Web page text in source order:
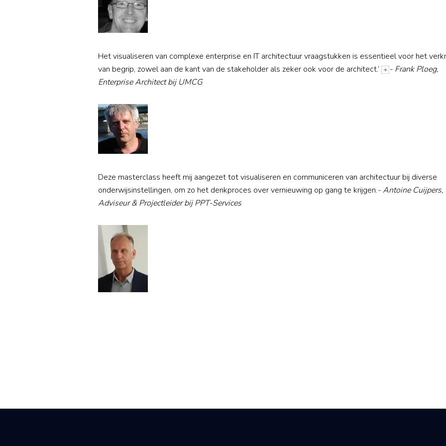
Het visualiseren van complexe enterprise en IT architectuur vraagstukken is essentieel voor het
van begrip, zowel aan de kant van de stakeholder als zeker ook voor de architect.’
- Frank Ploeg,
Enterprise Architect bij UMCG
Deze masterclass heeft mij aangezet tot visualiseren en communiceren van architectuur bij diverse
onderwijsinstellingen, om zo het denkproces over vernieuwing op gang te krijgen.- Antoine Cuijpers,
Adviseur & Projectleider bij PPT-Services